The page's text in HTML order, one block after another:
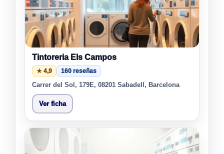
Tintoreria Els Campos
★ 4,9 160 reseñas
Carrer del Sol, 179E, 08201 Sabadell, Barcelona
Ver ficha